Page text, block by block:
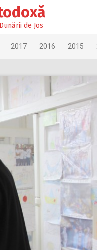
de Jos
2017 2016 2015